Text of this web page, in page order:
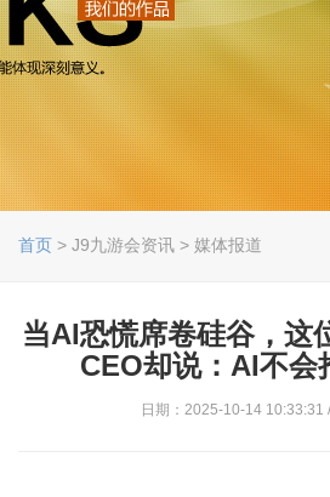
首页 > J9九游会资讯 > 媒体报道
当AI恐慌席卷硅谷，这
CEO却说：AI不会
日期：2025-10-14 10:33:31